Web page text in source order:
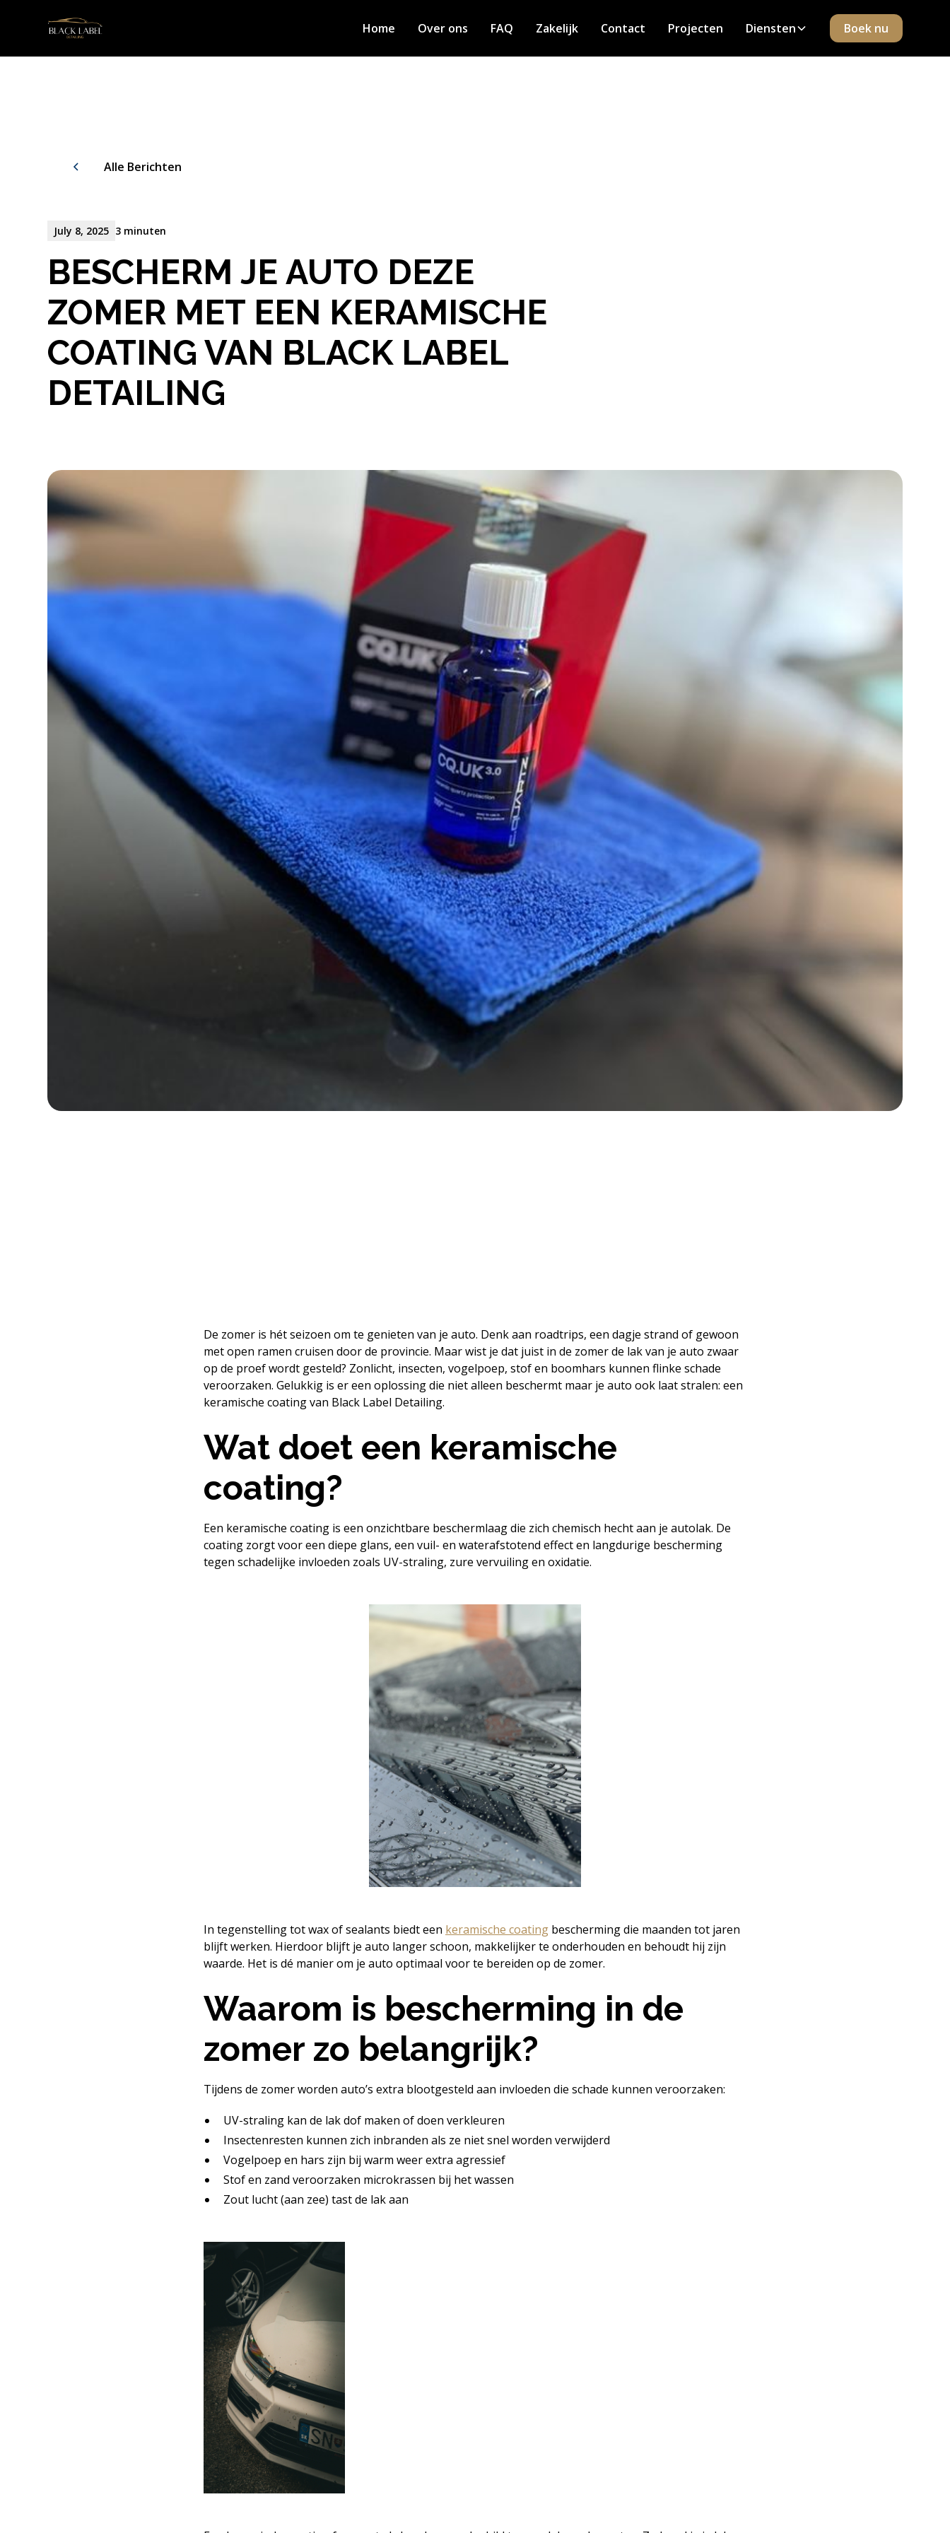
Home Over ons FAQ Zakelijk Contact Projecten Diensten Boek nu
Alle Berichten
July 8, 2025 3 minuten
BESCHERM JE AUTO DEZE
ZOMER MET EEN KERAMISCHE
COATING VAN BLACK LABEL
DETAILING
De zomer is hét seizoen om te genieten van je auto. Denk aan roadtrips, een dagje strand of gewoon
met open ramen cruisen door de provincie. Maar wist je dat juist in de zomer de lak van je auto zwaar
op de proef wordt gesteld? Zonlicht, insecten, vogelpoep, stof en boomhars kunnen flinke schade
veroorzaken. Gelukkig is er een oplossing die niet alleen beschermt maar je auto ook laat stralen: een
keramische coating van Black Label Detailing.
Wat doet een keramische
coating?
Een keramische coating is een onzichtbare beschermlaag die zich chemisch hecht aan je autolak. De
coating zorgt voor een diepe glans, een vuil- en waterafstotend effect en langdurige bescherming
tegen schadelijke invloeden zoals UV-straling, zure vervuiling en oxidatie.
In tegenstelling tot wax of sealants biedt een keramische coating bescherming die maanden tot jaren
blijft werken. Hierdoor blijft je auto langer schoon, makkelijker te onderhouden en behoudt hij zijn
waarde. Het is dé manier om je auto optimaal voor te bereiden op de zomer.
Waarom is bescherming in de
zomer zo belangrijk?
Tijdens de zomer worden auto’s extra blootgesteld aan invloeden die schade kunnen veroorzaken:
UV-straling kan de lak dof maken of doen verkleuren
Insectenresten kunnen zich inbranden als ze niet snel worden verwijderd
Vogelpoep en hars zijn bij warm weer extra agressief
Stof en zand veroorzaken microkrassen bij het wassen
Zout lucht (aan zee) tast de lak aan